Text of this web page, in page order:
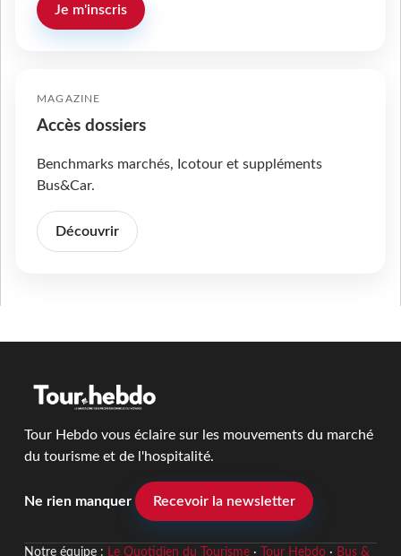
Je m'inscris
MAGAZINE
Accès dossiers
Benchmarks marchés, Icotour et suppléments
Bus&Car.
Découvrir
Tour Hebdo vous éclaire sur les mouvements du marché
du tourisme et de l'hospitalité.
Ne rien manquer Recevoir la newsletter
Notre équipe : Le Quotidien du Tourisme· Tour Hebdo· Bus &